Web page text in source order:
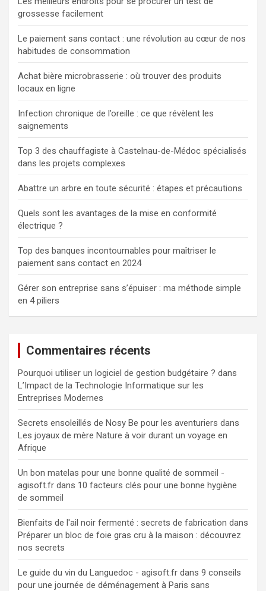
grossesse facilement
Le paiement sans contact : une révolution au cœur de nos
habitudes de consommation
Achat bière microbrasserie : où trouver des produits
locaux en ligne
Infection chronique de l’oreille : ce que révèlent les
saignements
Top 3 des chauffagiste à Castelnau-de-Médoc spécialisés
dans les projets complexes
Abattre un arbre en toute sécurité : étapes et précautions
Quels sont les avantages de la mise en conformité
électrique ?
Top des banques incontournables pour maîtriser le
paiement sans contact en 2024
Gérer son entreprise sans s’épuiser : ma méthode simple
en 4 piliers
Commentaires récents
Pourquoi utiliser un logiciel de gestion budgétaire ? dans
L’Impact de la Technologie Informatique sur les
Entreprises Modernes
Secrets ensoleillés de Nosy Be pour les aventuriers dans
Les joyaux de mère Nature à voir durant un voyage en
Afrique
Un bon matelas pour une bonne qualité de sommeil -
agisoft.fr dans 10 facteurs clés pour une bonne hygiène
de sommeil
Bienfaits de l'ail noir fermenté : secrets de fabrication dans
Préparer un bloc de foie gras cru à la maison : découvrez
nos secrets
Le guide du vin du Languedoc - agisoft.fr dans 9 conseils
pour une journée de déménagement à Paris sans